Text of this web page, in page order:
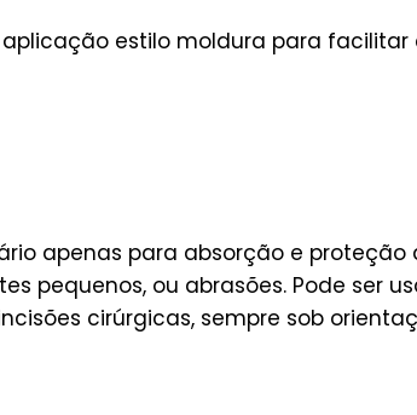
estilo moldura para facilitar
apenas para absorção e proteção
pequenos, ou abrasões. Pode ser
cirúrgicas, sempre sob